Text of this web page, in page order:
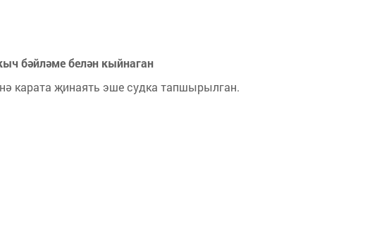
бәйләме белән кыйнаган
карата җинаять эше судка тапшырылган.